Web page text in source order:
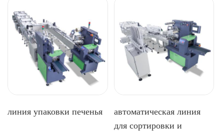
линия упаковки печенья
автоматическая линия
для сортировки и